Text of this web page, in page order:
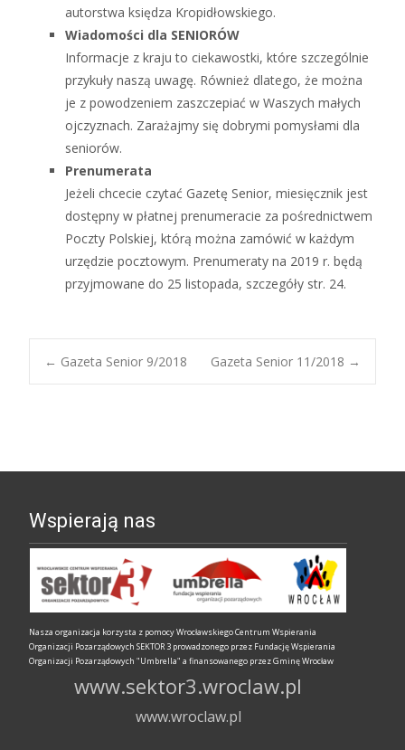
autorstwa księdza Kropidłowskiego.
Wiadomości dla SENIORÓW
Informacje z kraju to ciekawostki, które szczególnie
przykuły naszą uwagę. Również dlatego, że można
je z powodzeniem zaszczepiać w Waszych małych
ojczyznach. Zarażajmy się dobrymi pomysłami dla
seniorów.
Prenumerata
Jeżeli chcecie czytać Gazetę Senior, miesięcznik jest
dostępny w płatnej prenumeracie za pośrednictwem
Poczty Polskiej, którą można zamówić w każdym
urzędzie pocztowym. Prenumeraty na 2019 r. będą
przyjmowane do 25 listopada, szczegóły str. 24.
wpisów
← Gazeta Senior 9/2018 Gazeta Senior 11/2018 →
Wspierają nas
Nasza organizacja korzysta z pomocy Wrocławskiego Centrum Wspierania
Organizacji Pozarządowych SEKTOR 3 prowadzonego przez Fundację Wspierania
Organizacji Pozarządowych "Umbrella" a finansowanego przez Gminę Wrocław
www.sektor3.wroclaw.pl
www.wroclaw.pl